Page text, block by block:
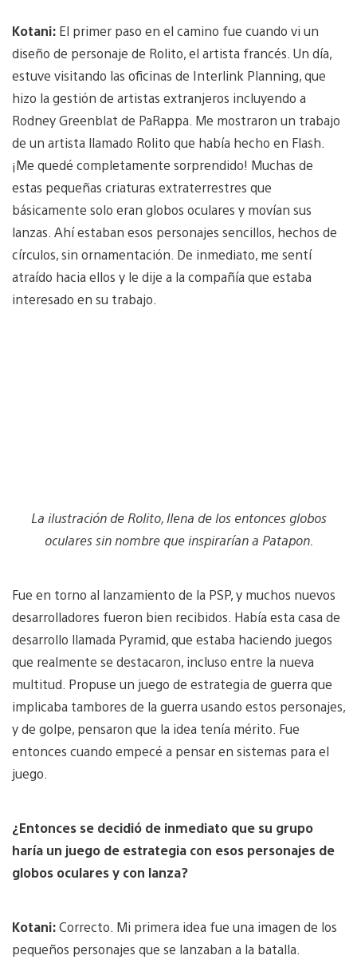
Kotani: El primer paso en el camino fue cuando vi un
diseño de personaje de Rolito, el artista francés. Un día,
estuve visitando las oficinas de Interlink Planning, que
hizo la gestión de artistas extranjeros incluyendo a
Rodney Greenblat de PaRappa. Me mostraron un trabajo
de un artista llamado Rolito que había hecho en Flash.
¡Me quedé completamente sorprendido! Muchas de
estas pequeñas criaturas extraterrestres que
básicamente solo eran globos oculares y movían sus
lanzas. Ahí estaban esos personajes sencillos, hechos de
círculos, sin ornamentación. De inmediato, me sentí
atraído hacia ellos y le dije a la compañía que estaba
interesado en su trabajo.
La ilustración de Rolito, llena de los entonces globos
oculares sin nombre que inspirarían a Patapon.
Fue en torno al lanzamiento de la PSP, y muchos nuevos
desarrolladores fueron bien recibidos. Había esta casa de
desarrollo llamada Pyramid, que estaba haciendo juegos
que realmente se destacaron, incluso entre la nueva
multitud. Propuse un juego de estrategia de guerra que
implicaba tambores de la guerra usando estos personajes,
y de golpe, pensaron que la idea tenía mérito. Fue
entonces cuando empecé a pensar en sistemas para el
juego.
¿Entonces se decidió de inmediato que su grupo
haría un juego de estrategia con esos personajes de
globos oculares y con lanza?
Kotani:Correcto. Mi primera idea fue una imagen de los
pequeños personajes que se lanzaban a la batalla.